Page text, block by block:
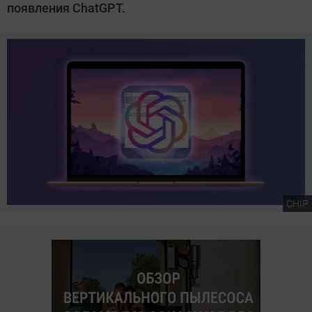
появления ChatGPT.
CHIP